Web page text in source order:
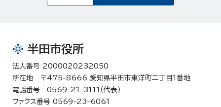
半田市役所
法人番号 2000020232050
所在地 〒475-8666 愛知県半田市東洋町二丁目1番地
電話番号 0569-21-3111（代表）
ファクス番号 0569-23-6061